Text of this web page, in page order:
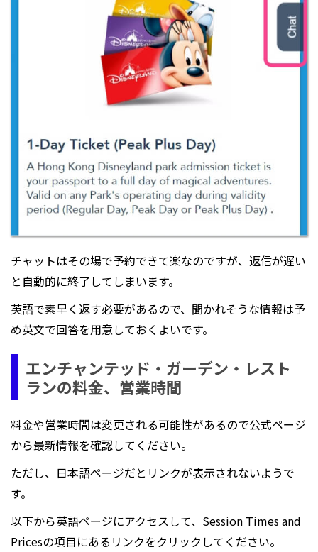
チャットはその場で予約できて楽なのですが、返信が遅い
と自動的に終了してしまいます。
英語で素早く返す必要があるので、聞かれそうな情報は予
め英文で回答を用意しておくよいです。
エンチャンテッド・ガーデン・レスト
ランの料金、営業時間
料金や営業時間は変更される可能性があるので公式ページ
から最新情報を確認してください。
ただし、日本語ページだとリンクが表示されないようで
す。
以下から英語ページにアクセスして、Session Times and
Pricesの項目にあるリンクをクリックしてください。